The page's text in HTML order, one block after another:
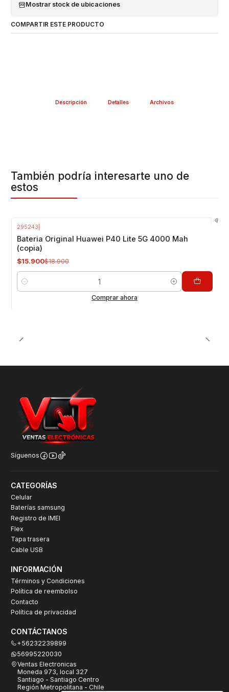
Mostrar stock de ubicaciones
COMPARTIR ESTE PRODUCTO
Descripción Detalles Archivos
También podría interesarte uno de
estos
295243
Bateria Original Huawei P40 Lite 5G 4000 Mah
(copia)
$15.900$18.900
Cantidad
Comprar ahora
Síguenos
CATEGORÍAS
Celular
Baterías samsung
Registro de IMEI
Flex
Tapa trasera
Cable USB
INFORMACIÓN
Términos y Condiciones
Política de reembolso
Contacto
Política de privacidad
CONTÁCTANOS
+56232239899
56995220030
Ventas Electronicas
Moneda 973, local 327
Santiago - Santiago Centro
Región Metropolitana - Chile